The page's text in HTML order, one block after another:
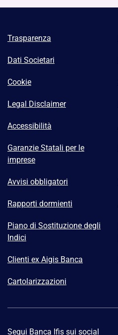
Trasparenza
Dati Societari
Cookie
Legal Disclaimer
Accessibilità
Garanzie Statali per le
imprese
Avvisi obbligatori
Rapporti dormienti
Piano di Sostituzione degli
Indici
Clienti ex Aigis Banca
Cartolarizzazioni
Segui Banca Ifis sui social